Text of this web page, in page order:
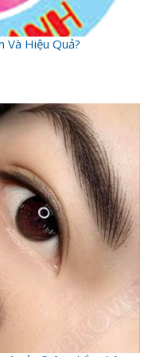
Và Hiệu Quả?